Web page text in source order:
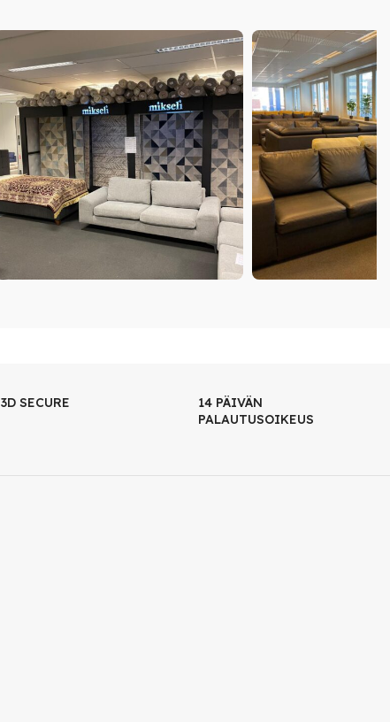
3D SECURE
14 PÄIVÄN
PALAUTUSOIKEUS